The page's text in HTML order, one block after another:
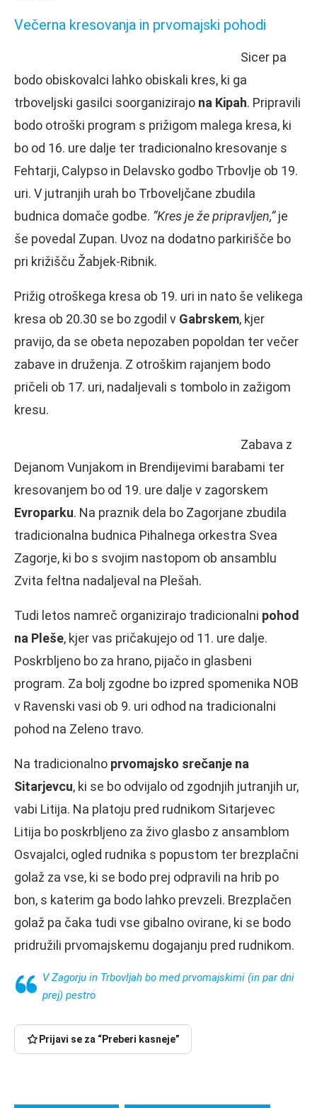
Večerna kresovanja in prvomajski pohodi
Sicer pa
bodo obiskovalci lahko obiskali kres, ki ga
trboveljski gasilci soorganizirajo na Kipah. Pripravili
bodo otroški program s prižigom malega kresa, ki
bo od 16. ure dalje ter tradicionalno kresovanje s
Fehtarji, Calypso in Delavsko godbo Trbovlje ob 19.
uri. V jutranjih urah bo Trboveljčane zbudila
budnica domače godbe. “Kres je že pripravljen,”je
še povedal Zupan. Uvoz na dodatno parkirišče bo
pri križišču Žabjek-Ribnik.
Prižig otroškega kresa ob 19. uri in nato še velikega
kresa ob 20.30 se bo zgodil v Gabrskem, kjer
pravijo, da se obeta nepozaben popoldan ter večer
zabave in druženja. Z otroškim rajanjem bodo
pričeli ob 17. uri, nadaljevali s tombolo in zažigom
kresu.
Zabava z
Dejanom Vunjakom in Brendijevimi barabami ter
kresovanjem bo od 19. ure dalje v zagorskem
Evroparku. Na praznik dela bo Zagorjane zbudila
tradicionalna budnica Pihalnega orkestra Svea
Zagorje, ki bo s svojim nastopom ob ansamblu
Zvita feltna nadaljeval na Plešah.
Tudi letos namreč organizirajo tradicionalni pohod
na Pleše, kjer vas pričakujejo od 11. ure dalje.
Poskrbljeno bo za hrano, pijačo in glasbeni
program. Za bolj zgodne bo izpred spomenika NOB
v Ravenski vasi ob 9. uri odhod na tradicionalni
pohod na Zeleno travo.
Na tradicionalno prvomajsko srečanje na
Sitarjevcu, ki se bo odvijalo od zgodnjih jutranjih ur,
vabi Litija. Na platoju pred rudnikom Sitarjevec
Litija bo poskrbljeno za živo glasbo z ansamblom
Osvajalci, ogled rudnika s popustom ter brezplačni
golaž za vse, ki se bodo prej odpravili na hrib po
bon, s katerim ga bodo lahko prevzeli. Brezplačen
golaž pa čaka tudi vse gibalno ovirane, ki se bodo
pridružili prvomajskemu dogajanju pred rudnikom.
V Zagorju in Trbovljah bo med prvomajskimi (in par dni
prej) pestro
Prijavi se za “Preberi kasneje”